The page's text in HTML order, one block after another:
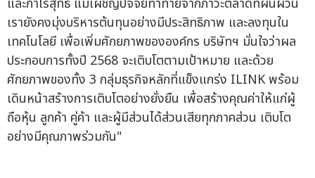
และกำไรสุทธิ แม้เผชิญปัจจัยท้าทายจากภาวะตลาดที่ผันผวน
เรายังคงมุ่งบริหารต้นทุนอย่างมีประสิทธิภาพ และลงทุนใน
เทคโนโลยี เพื่อเพิ่มศักยภาพขององค์กร บริษัทฯ มั่นใจว่าผล
ประกอบการทั้งปี 2568 จะเติบโตตามเป้าหมาย และด้วย
ศักยภาพของทั้ง 3 กลุ่มธุรกิจหลักที่แข็งแกร่ง ILINK พร้อม
เดินหน้าสร้างการเติบโตอย่างยั่งยืน เพื่อสร้างคุณค่าให้แก่ผู้
ถือหุ้น ลูกค้า คู่ค้า และผู้มีส่วนได้ส่วนเสียทุกภาคส่วน เติบโต
อย่างมีคุณภาพร่วมกัน"